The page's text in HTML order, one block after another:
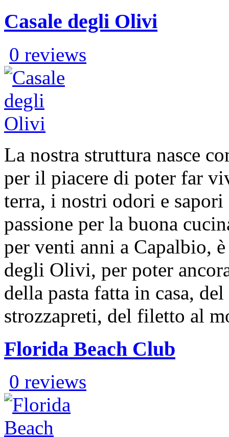
Casale degli Olivi
0 reviews
La nostra struttura nasce
per il piacere di poter far
terra, i nostri odori e
passione per la buona
per venti anni a Capalbio,
degli Olivi, per poter
della pasta fatta in casa,
strozzapreti, del filetto al
Florida Beach Club
0 reviews